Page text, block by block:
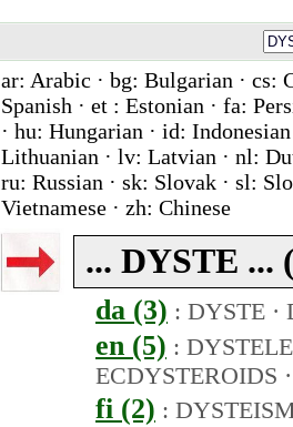
ar: Arabic · bg: Bulgarian · cs:
Spanish · et : Estonian · fa:
· hu: Hungarian · id:
Lithuanian · lv: Latvian · nl:
ru: Russian · sk: Slovak · sl:
Vietnamese · zh: Chinese
... DYSTE ...
da (3) : DYSTE ·
en (5) :
ECDYSTEROIDS
fi (2) :